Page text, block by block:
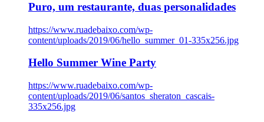
Puro, um restaurante, duas personalidades
https://www.ruadebaixo.com/wp-
content/uploads/2019/06/hello_summer_01-335x256.jpg
Hello Summer Wine Party
https://www.ruadebaixo.com/wp-
content/uploads/2019/06/santos_sheraton_cascais-
335x256.jpg